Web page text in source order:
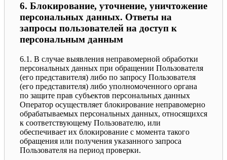
6. Блокирование, уточнение, уничтожение
персональных данных. Ответы на
запросы пользователей на доступ к
персональным данным
6.1. В случае выявления неправомерной обработки
персональных данных при обращении Пользователя
(его представителя) либо по запросу Пользователя
(его представителя) либо уполномоченного органа
по защите прав субъектов персональных данных
Оператор осуществляет блокирование неправомерно
обрабатываемых персональных данных, относящихся
к соответствующему Пользователю, или
обеспечивает их блокирование с момента такого
обращения или получения указанного запроса
Пользователя на период проверки.